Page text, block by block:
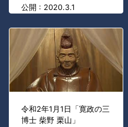
公開 : 2020.3.1
令和2年1月1日「寛政の三
博士 柴野 栗山」